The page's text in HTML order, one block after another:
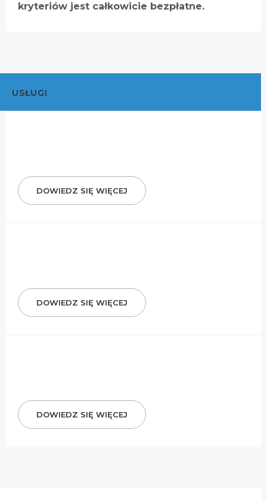
kryteriów jest całkowicie bezpłatne.
USŁUGI
DOWIEDZ SIĘ WIĘCEJ
DOWIEDZ SIĘ WIĘCEJ
DOWIEDZ SIĘ WIĘCEJ